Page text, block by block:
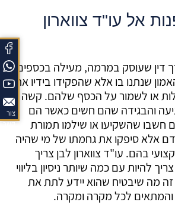
צור
קשר
אל עו"ד צווארון
דין שעוסק במרמה, מעילה בכספים
שנתנו בו אלא שהפקידו בידיו את
או לשמור על הכסף שלהם. קשה
והבגידה שהם חשים כאשר הם
חשבו שהשקיעו או שילמו תמורת
אלא סיפקו את גחמתו של מי שהיה
בהם. עו"ד צווארון לבן צריך
להיות עם כמה שיותר ניסיון בליווי
זה מה שיבטיח שהוא יידע לתת את
לכל מקרה ומקרה.